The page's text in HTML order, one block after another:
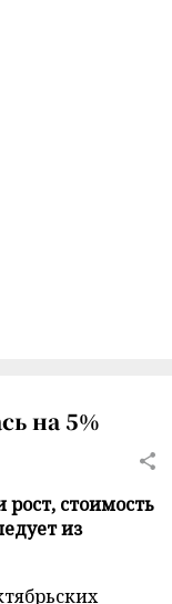
на 5%
стоимость
из